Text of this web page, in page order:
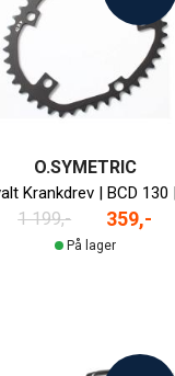
O.SYMETRIC
1 199,- 359,-
På lager